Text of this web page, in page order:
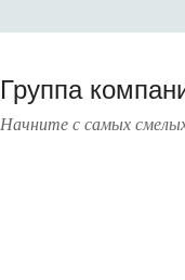
Группа
Начните с самых